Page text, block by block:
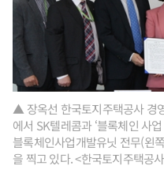
▲ 장옥선 한국토지주택공사 경
에서 SK텔레콤과 ‘블록체인 사
블록체인사업개발유닛 전무(왼
을 찍고 있다. <한국토지주택공